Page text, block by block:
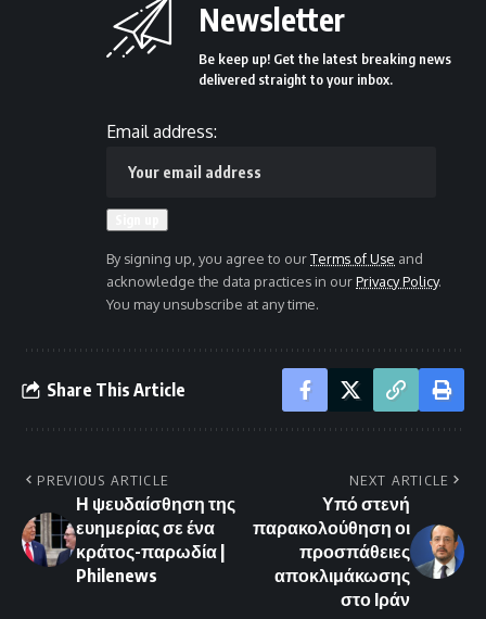
Newsletter
Be keep up! Get the latest breaking news
delivered straight to your inbox.
Email address:
By signing up, you agree to ourTerms of Use and
acknowledge the data practices in ourPrivacy Policy.
You may unsubscribe at any time.
Share This Article
PREVIOUS ARTICLE
Η ψευδαίσθηση της
ευημερίας σε ένα
κράτος-παρωδία |
Philenews
NEXT ARTICLE
Υπό στενή
παρακολούθηση οι
προσπάθειες
αποκλιμάκωσης
στο Ιράν